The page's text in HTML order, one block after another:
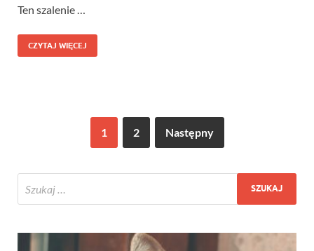
Ten szalenie …
CZYTAJ WIĘCEJ
1 2 Następny